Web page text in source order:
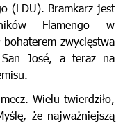
(LDU). Bramkarz jest
Flamengo w
zwycięstwa
José, a teraz na
Wielu twierdziło,
że najważniejszą